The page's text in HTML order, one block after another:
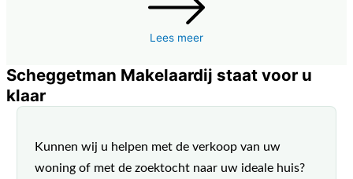
Lees meer
Scheggetman Makelaardij staat voor u
klaar
Kunnen wij u helpen met de verkoop van uw
woning of met de zoektocht naar uw ideale huis?